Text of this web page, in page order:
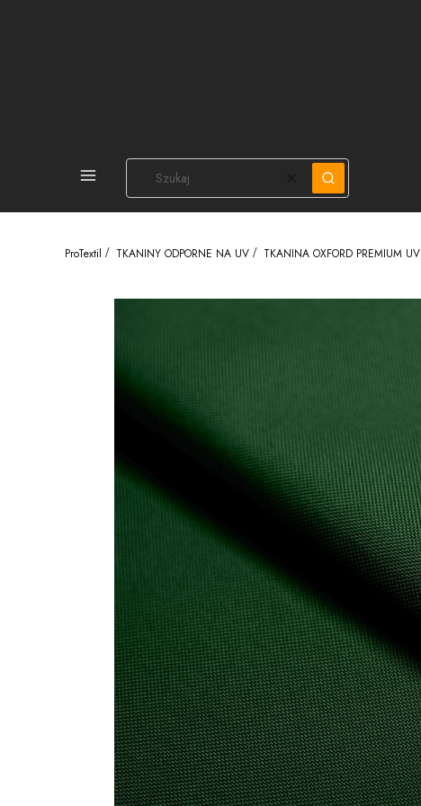
PEŁNA OFERTA
WyczyśćSzukaj
ProTextil TKANINY ODPORNE NA UV TKANINA OXFORD PREMIUM UV